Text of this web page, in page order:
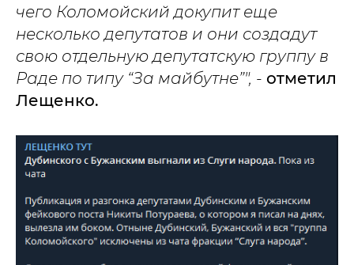
чего Коломойский докупит еще
несколько депутатов и они создадут
свою отдельную депутатскую группу в
Раде по типу “За майбутне”", - отметил
Лещенко.